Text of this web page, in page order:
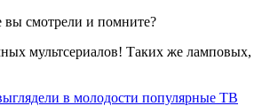
вы смотрели и помните?
мультсериалов! Таких же ламповых,
в молодости популярные ТВ